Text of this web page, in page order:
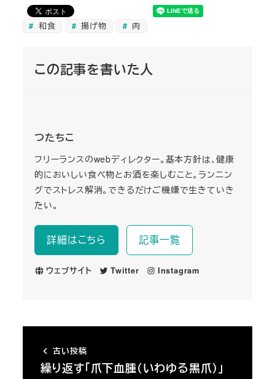
和食 揚げ物 肉
この記事を書いた人
つたちこ
フリーランスのwebディレクター。基本方針は、健康
的においしい食べ物とお酒を楽しむこと。ランニン
グでストレス解消。できるだけご機嫌で生きていき
たい。
詳細はこちら 記事一覧
ウェブサイト Twitter Instagram
古い投稿
繰り返す「爪下血腫（いわゆる黒爪）」